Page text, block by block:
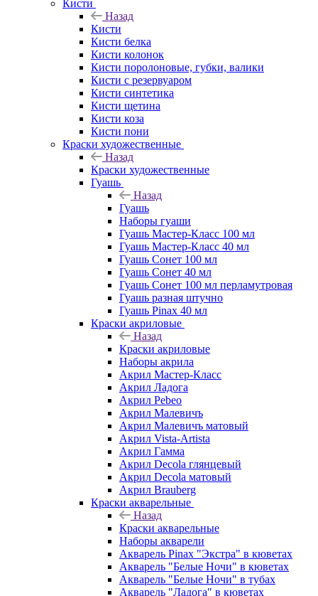
Кисти
Назад
Кисти
Кисти белка
Кисти колонок
Кисти поролоновые, губки, валики
Кисти с резервуаром
Кисти синтетика
Кисти щетина
Кисти коза
Кисти пони
Краски художественные
Назад
Краски художественные
Гуашь
Назад
Гуашь
Наборы гуаши
Гуашь Мастер-Класс 100 мл
Гуашь Мастер-Класс 40 мл
Гуашь Сонет 100 мл
Гуашь Сонет 40 мл
Гуашь Сонет 100 мл перламутровая
Гуашь разная штучно
Гуашь Pinax 40 мл
Краски акриловые
Назад
Краски акриловые
Наборы акрила
Акрил Мастер-Класс
Акрил Ладога
Акрил Pebeo
Акрил Малевичъ
Акрил Малевичъ матовый
Акрил Vista-Artista
Акрил Гамма
Акрил Decola глянцевый
Акрил Decola матовый
Акрил Brauberg
Краски акварельные
Назад
Краски акварельные
Наборы акварели
Акварель Pinax "Экстра" в кюветах
Акварель "Белые Ночи" в кюветах
Акварель "Белые Ночи" в тубах
Акварель "Ладога" в кюветах